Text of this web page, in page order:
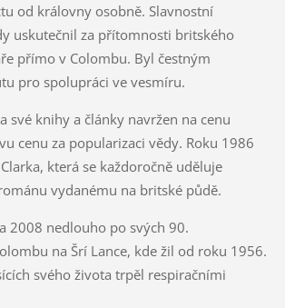
od královny osobně. Slavnostní
uskutečnil za přítomnosti britského
přímo v Colombu. Byl čestným
pro spolupráci ve vesmíru.
své knihy a články navržen na cenu
cenu za popularizaci vědy. Roku 1986
která se každoročně uděluje
vydanému na britské půdě.
2008 nedlouho po svých 90.
na Šrí Lance, kde žil od roku 1956.
svého života trpěl respiračními